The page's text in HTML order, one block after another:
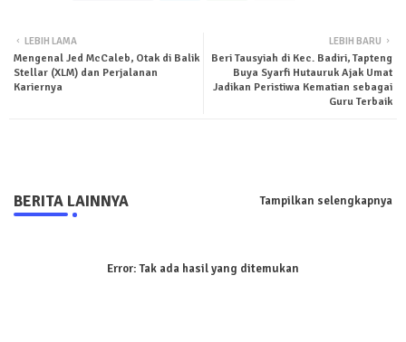
ter tsa
LEBIH BARU
Beri Tausyiah di Kec. Badiri, Tapteng
Buya Syarfi Hutauruk Ajak Umat
Jadikan Peristiwa Kematian sebagai
Guru Terbaik
LEBIH LAMA
Mengenal Jed McCaleb, Otak di Balik
Stellar (XLM) dan Perjalanan
Kariernya
BERITA LAINNYA Tampilkan selengkapnya
Error:Tak ada hasil yang ditemukan